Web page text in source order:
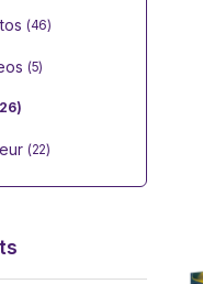
(46)
(5)
(22)